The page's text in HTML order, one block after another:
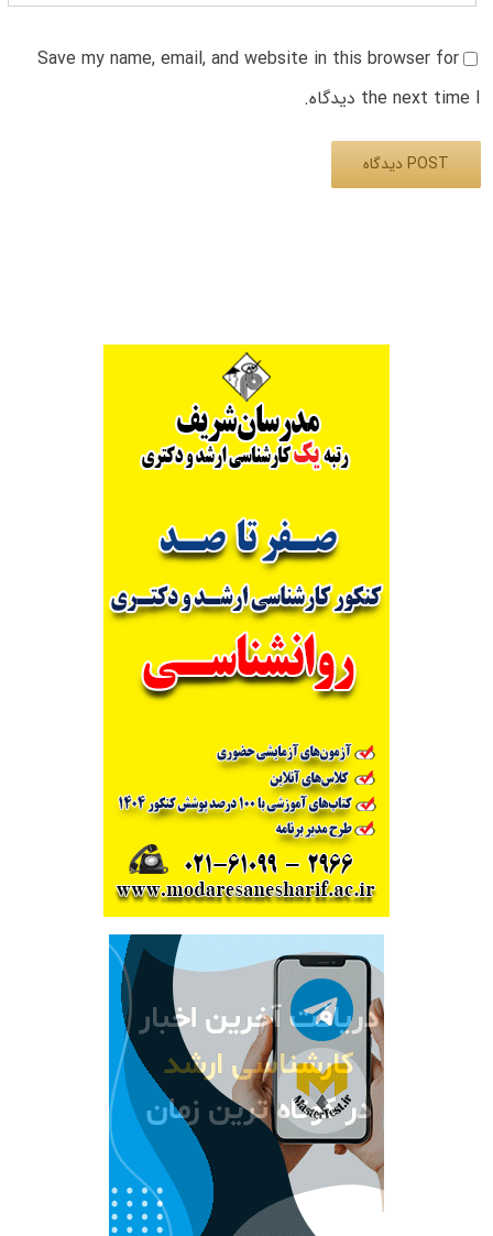
Save my name, email, and website in this browser for
the next time I دیدگاه.